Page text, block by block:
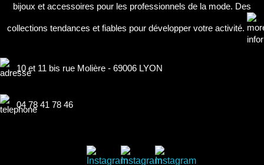
bijoux et accessoires pour les professionnels de la mode. Des
collections tendances et fiables pour développer votre activité.
10 et 11 bis rue Molière - 69006 LYON
04 78 41 78 46